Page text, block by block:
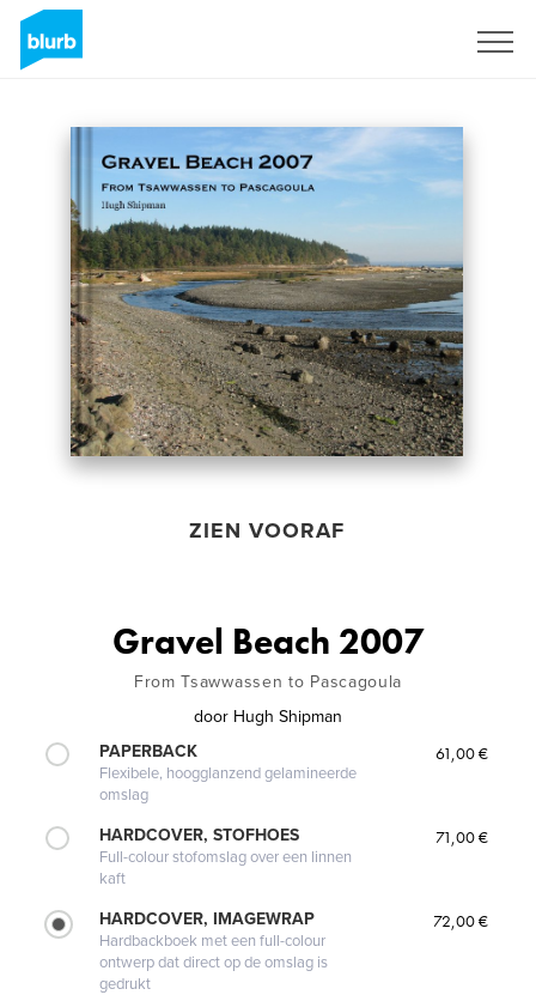
ZIEN VOORAF
Gravel Beach 2007
From Tsawwassen to Pascagoula
door Hugh Shipman
PAPERBACK
Flexibele, hoogglanzend gelamineerde
omslag
61,00 €
HARDCOVER, STOFHOES
Full-colour stofomslag over een linnen
kaft
71,00 €
HARDCOVER, IMAGEWRAP
Hardbackboek met een full-colour
ontwerp dat direct op de omslag is
gedrukt
72,00 €